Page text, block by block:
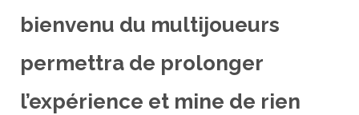
bienvenu du multijoueurs
permettra de prolonger
l’expérience et mine de rien